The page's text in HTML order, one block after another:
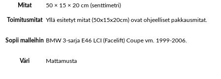
Mitat
50 × 15 × 20 cm (senttimetri)
Toimitusmitat Yllä esitetyt mitat (50x15x20cm) ovat ohjeelliset pakkausmitat.
Sopii malleihin BMW 3-sarja E46 LCI (Facelift) Coupe vm. 1999-2006.
Väri Mattamusta